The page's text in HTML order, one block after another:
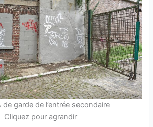
de garde de l’entrée secondaire
Cliquez pour agrandir